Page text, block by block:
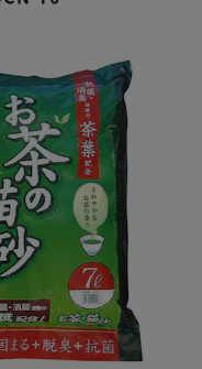
購入手続きへ